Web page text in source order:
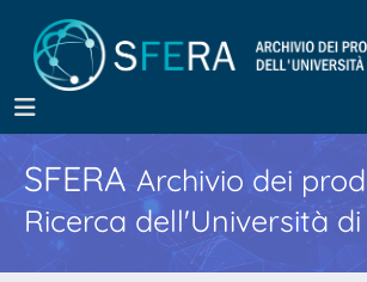
SFERA Archivio dei
Ricerca dell'Università